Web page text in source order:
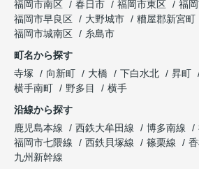
福岡市南区
春日市 福岡市東区
福
福岡市早良区
大野城市 糟屋郡新宮町
福岡市城南区
糸島市
町名から探す
寺塚
向新町 大橋 下白水北 昇町
横手南町
野多目
横手
沿線から探す
鹿児島本線
西鉄大牟田線 博多南線
福岡市七隈線
西鉄貝塚線 篠栗線
九州新幹線